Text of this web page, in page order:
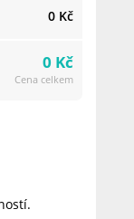
0 Kč
0 Kč
Cena celkem